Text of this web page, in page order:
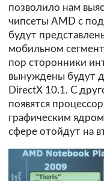
позволило нам
чипсеты AMD с
будут
мобильном
пор сторонники
вынуждены будут
DirectX 10.1. С
появятся
графическим
сфере отойдут на